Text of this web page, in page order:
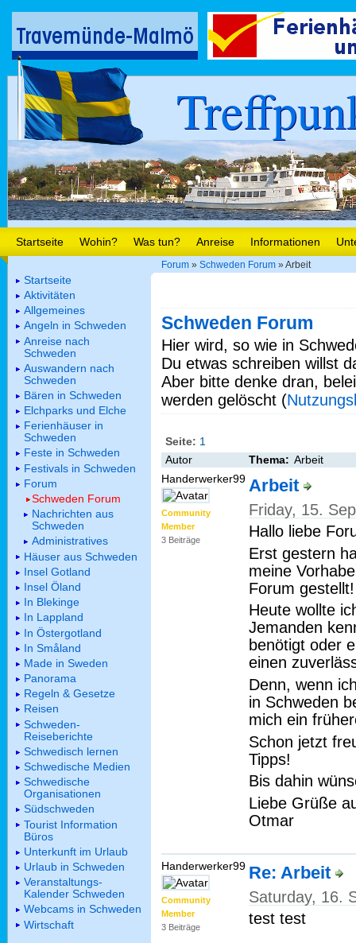
Startseite Wohin? Was tun? Anreise Informationen
Forum » Schweden Forum » Arbeit
Schweden Forum
Hier wird, so wie in
Du etwas schreiben willst
Aber bitte denke dran,
werden gelöscht (
Seite: 1
Autor
Thema: Arbeit
Handerwerker99
Community
Member
3 Beiträge
Arbeit
Friday, 15.
Hallo liebe
Erst gestern
meine
Forum gestellt!
Heute wollte
Jemanden
benötigt oder
einen
Denn, wenn
in Schweden
mich ein
Schon jetzt
Tipps!
Bis dahin
Liebe Grüße
Otmar
Handerwerker99
Community
Member
3 Beiträge
Re: Arbeit
Saturday, 16.
test test
Startseite
Aktivitäten
Allgemeines
Angeln in Schweden
Anreise nach
Schweden
Auswandern nach
Schweden
Bären in Schweden
Elchparks und Elche
Ferienhäuser in
Schweden
Feste in Schweden
Festivals in Schweden
Forum
Schweden Forum
Nachrichten aus
Schweden
Administratives
Häuser aus Schweden
Insel Gotland
Insel Öland
In Blekinge
In Lappland
In Östergotland
In Småland
Made in Sweden
Panorama
Regeln & Gesetze
Reisen
Schweden-
Reiseberichte
Schwedisch lernen
Schwedische Medien
Schwedische
Organisationen
Südschweden
Tourist Information
Büros
Unterkunft im Urlaub
Urlaub in Schweden
Veranstaltungs-
Kalender Schweden
Webcams in Schweden
Wirtschaft